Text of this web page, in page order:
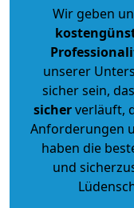
Wir geben
unserer
sicher sein,
sicherverläuft,
Anforderungen
haben die
und